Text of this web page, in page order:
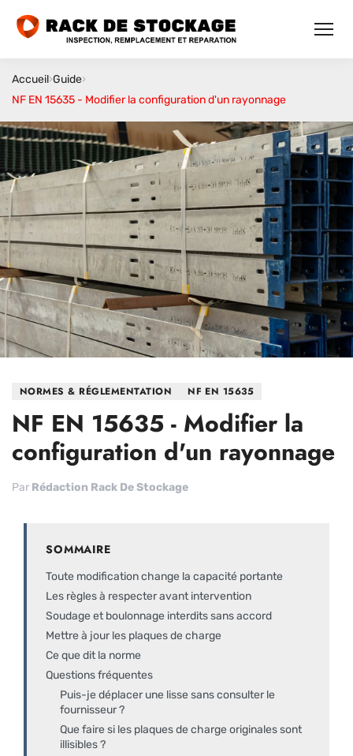
Accueil›Guide›
NF EN 15635 - Modifier la configuration d'un rayonnage
NORMES & RÉGLEMENTATION NF EN 15635
NF EN 15635 - Modifier la
configuration d'un rayonnage
Par Rédaction Rack De Stockage
SOMMAIRE
Toute modification change la capacité portante
Les règles à respecter avant intervention
Soudage et boulonnage interdits sans accord
Mettre à jour les plaques de charge
Ce que dit la norme
Questions fréquentes
Puis-je déplacer une lisse sans consulter le
fournisseur ?
Que faire si les plaques de charge originales sont
illisibles ?